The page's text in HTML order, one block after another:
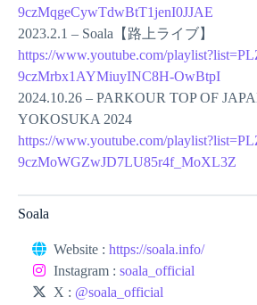
9czMqgeCywTdwBtT1jenI0JJAE
2023.2.1 – Soala【路上ライブ】
https://www.youtube.com/
9czMrbx1AYMiuyINC8H-OwBtpI
2024.10.26 – PARKOUR TOP OF
YOKOSUKA 2024
https://www.youtube.com/
9czMoWGZwJD7LU85r4f_MoXL3Z
Soala
Website : https://soala.info/
Instagram : soala_official
X : @soala_official